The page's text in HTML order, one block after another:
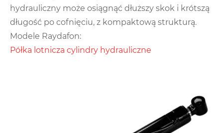
hydrauliczny może osiągnąć dłuższy skok i krótszą
długość po cofnięciu, z kompaktową strukturą.
Modele Raydafon:
Półka lotnicza cylindry hydrauliczne